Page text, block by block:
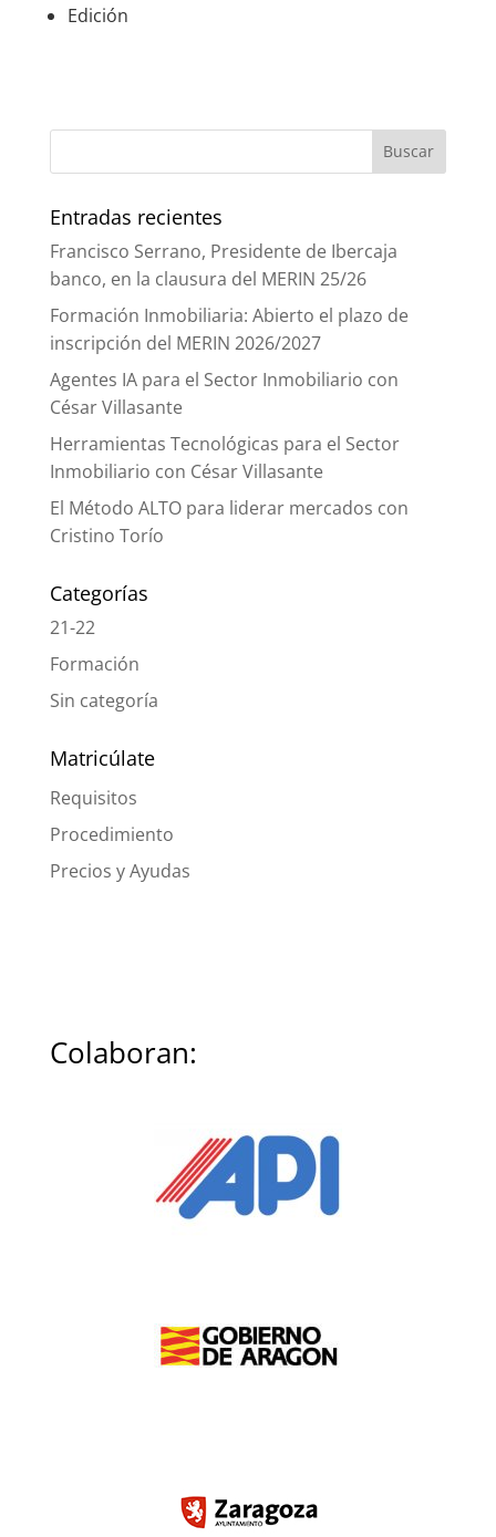
Edición
Entradas recientes
Francisco Serrano, Presidente de Ibercaja
banco, en la clausura del MERIN 25/26
Formación Inmobiliaria: Abierto el plazo de
inscripción del MERIN 2026/2027
Agentes IA para el Sector Inmobiliario con
César Villasante
Herramientas Tecnológicas para el Sector
Inmobiliario con César Villasante
El Método ALTO para liderar mercados con
Cristino Torío
Categorías
21-22
Formación
Sin categoría
Matricúlate
Requisitos
Procedimiento
Precios y Ayudas
Colaboran: